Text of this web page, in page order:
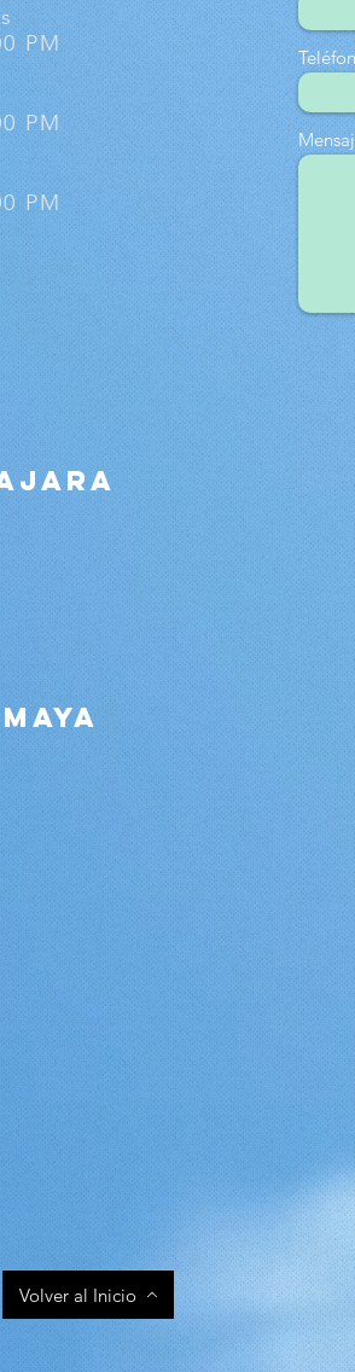
PM
PM
PM
Volver al Inicio